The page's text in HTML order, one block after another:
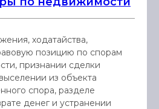
ходатайства,
позицию по спорам
признании сделки
из объекта
спора, разделе
денег и устранении